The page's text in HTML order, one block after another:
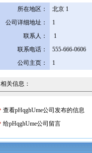
所在地区： 北京 1
公司详细地址：
1
联系人：
1
联系电话：
555-666-0606
公司主页：
1
相关信息：
查看pHqghUme公司发布的信息
给pHqghUme公司留言